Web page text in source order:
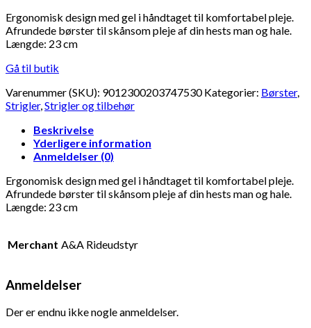
Ergonomisk design med gel i håndtaget til komfortabel pleje.
Afrundede børster til skånsom pleje af din hests man og hale.
Længde: 23 cm
Gå til butik
Varenummer (SKU): 9012300203747530 Kategorier: Børster,
Strigler,Strigler og tilbehør
Beskrivelse
Yderligere information
Anmeldelser (0)
Ergonomisk design med gel i håndtaget til komfortabel pleje.
Afrundede børster til skånsom pleje af din hests man og hale.
Længde: 23 cm
Merchant A&A Rideudstyr
Anmeldelser
Der er endnu ikke nogle anmeldelser.